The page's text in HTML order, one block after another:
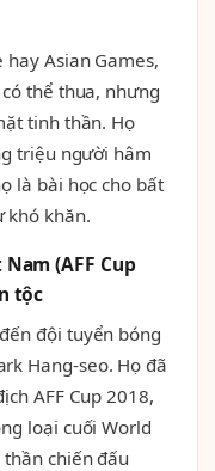
Asian Games,
thể thua, nhưng
tinh thần. Họ
triệu người hâm
là bài học cho bất
khó khăn.
(AFF Cup
tộc
đội tuyển bóng
Hang-seo. Họ đã
AFF Cup 2018,
loại cuối World
thần chiến đấu